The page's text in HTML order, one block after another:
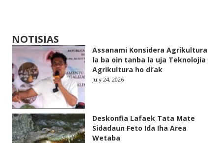
NOTISIAS
Assanami Konsidera Agrikultura
la ba oin tanba la uja Teknolojia
Agrikultura ho di’ak
July 24, 2026
Deskonfia Lafaek Tata Mate
Sidadaun Feto Ida Iha Area
Wetaba